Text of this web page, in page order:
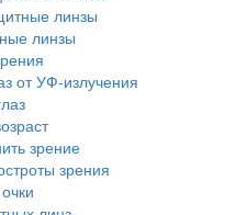
линзы
линзы
от УФ-излучения
зрение
зрения